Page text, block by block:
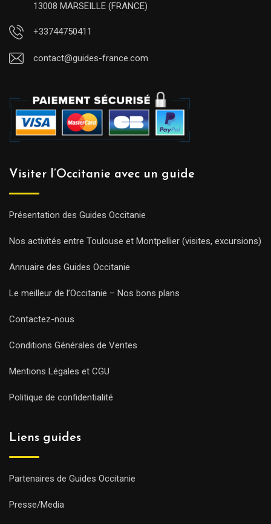
13008 MARSEILLE (FRANCE)
+33744750411
contact@guides-france.com
Visiter l’Occitanie avec un guide
Présentation des Guides Occitanie
Nos activités entre Toulouse et Montpellier (visites, excursions)
Annuaire des Guides Occitanie
Le meilleur de l’Occitanie – Nos bons plans
Contactez-nous
Conditions Générales de Ventes
Mentions Légales et CGU
Politique de confidentialité
Liens guides
Partenaires de Guides Occitanie
Presse/Media